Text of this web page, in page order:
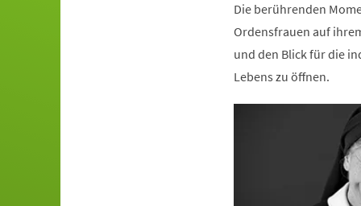
Die berührenden
Ordensfrauen auf
und den Blick für die
Lebens zu öffnen.